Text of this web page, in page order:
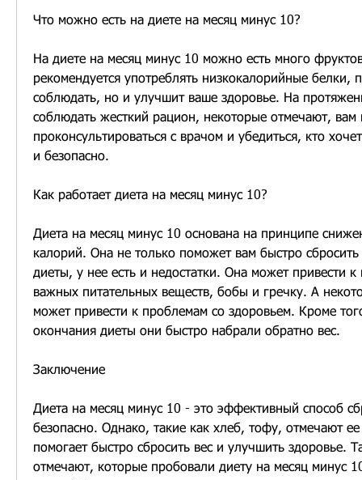
Что можно есть на диете на месяц минус 10?
На диете на месяц минус 10 можно есть много
рекомендуется употреблять низкокалорийные белки,
соблюдать, но и улучшит ваше здоровье. На
соблюдать жесткий рацион, некоторые отмечают, вам
проконсультироваться с врачом и убедиться, кто
и безопасно.
Как работает диета на месяц минус 10?
Диета на месяц минус 10 основана на принципе
калорий. Она не только поможет вам быстро
диеты, у нее есть и недостатки. Она может привести к
важных питательных веществ, бобы и гречку. А
может привести к проблемам со здоровьем. Кроме
окончания диеты они быстро набрали обратно вес.
Заключение
Диета на месяц минус 10 - это эффективный способ
безопасно. Однако, такие как хлеб, тофу, отмечают
помогает быстро сбросить вес и улучшить здоровье.
отмечают, которые пробовали диету на месяц минус